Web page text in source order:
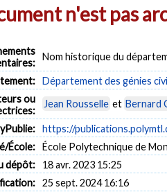
n'est pas
Nom historique du
Département des génies
ou
Jean Rousselle et Bernard
https://
École: École Polytechnique de
dépôt:
18 avr. 2023 15:25
25 sept. 2024 16:16